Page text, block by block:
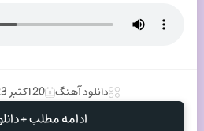
دانلود آهنگ 20 اکتبر 2023
ادامه مطلب +